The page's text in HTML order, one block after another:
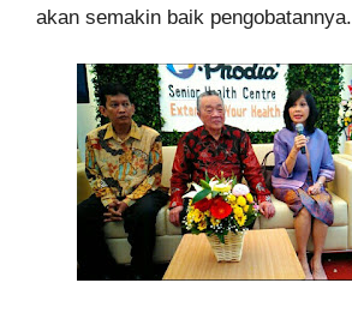
akan semakin baik pengobatannya.